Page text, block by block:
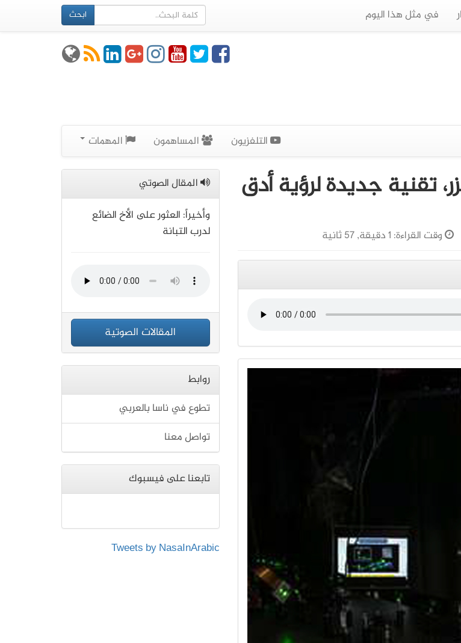
في مثل هذا اليوم ابحث
التلفزيون المساهمون المهمات
تقنية جديدة لرؤية أدق
وقت القراءة: 1 دقيقة, 57 ثانية
المقال الصوتي
وأخیراً: العثور على الأخ الضائع
لدرب التبانة
المقالات الصوتية
روابط
تطوع في ناسا بالعربي
تواصل معنا
تابعنا على فيسبوك
Tweets by NasaInArabic